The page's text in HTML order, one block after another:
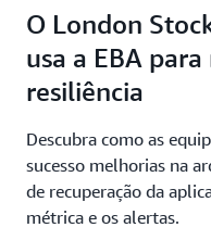
O London
usa a EBA
resiliência
Descubra como as
sucesso melhorias na
de recuperação da
métrica e os alertas.